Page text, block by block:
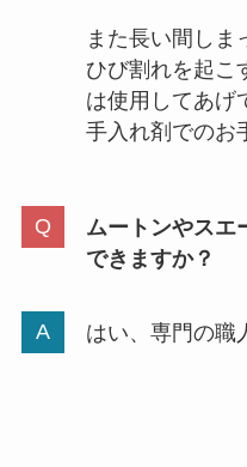
また長い間しま
ひび割れを起こ
は使用してあげ
手入れ剤でのお
ムートンやスエ
できますか？
はい、専門の職